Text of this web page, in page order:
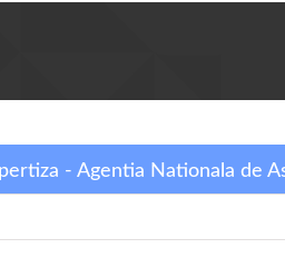
- Agentia Nationala de